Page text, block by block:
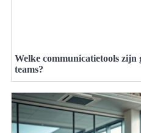
Welke communicatietools
teams?